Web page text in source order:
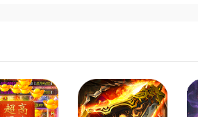
登录游戏即可免费领取328代币+328
线挂机即可领取海量灵符奖励，通